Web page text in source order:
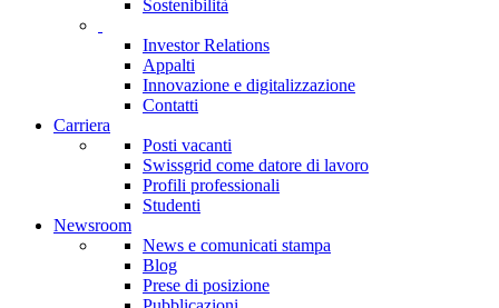
Sostenibilità
Investor Relations
Appalti
Innovazione e digitalizzazione
Contatti
Carriera
Posti vacanti
Swissgrid come datore di lavoro
Profili professionali
Studenti
Newsroom
News e comunicati stampa
Blog
Prese di posizione